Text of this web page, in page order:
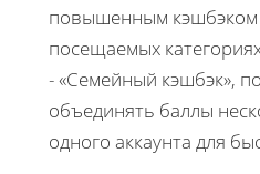
повышенным кэшбэком
посещаемых
- «Семейный кэшбэк»,
объединять баллы
одного аккаунта для